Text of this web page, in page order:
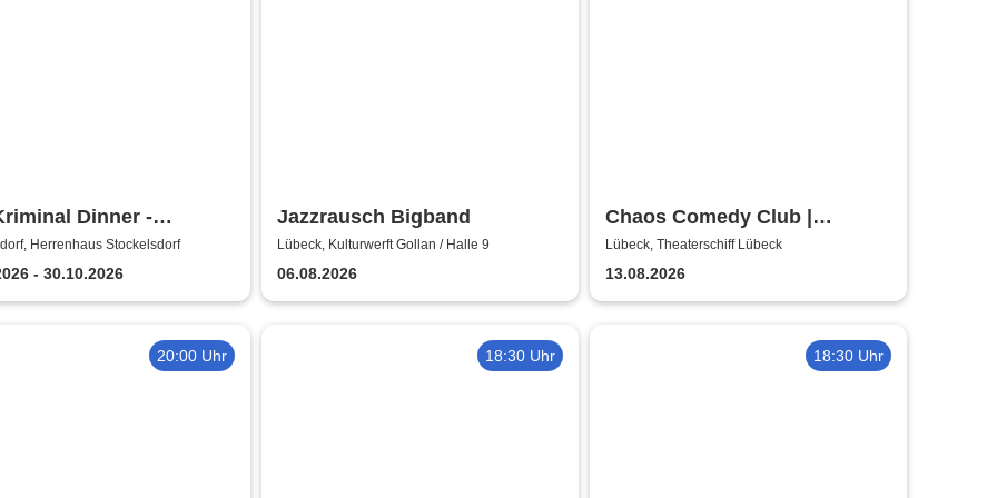
Dinner -
Ein
Herrenhaus Stockelsdorf
- 30.10.2026
Jazzrausch Bigband
Lübeck, Kulturwerft Gollan / Halle 9
06.08.2026
Chaos Comedy Club |
Theaterschiff Lübeck
Lübeck, Theaterschiff Lübeck
13.08.2026
20:00 Uhr 18:30 Uhr 18:30 Uhr